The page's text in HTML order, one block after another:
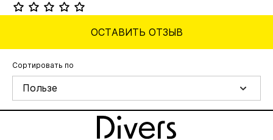
ОСТАВИТЬ ОТЗЫВ
Сортировать по
Пользе